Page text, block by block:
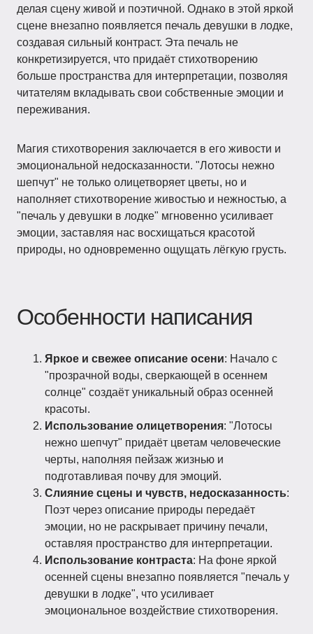
делая сцену живой и поэтичной. Однако в этой яркой
сцене внезапно появляется печаль девушки в лодке,
создавая сильный контраст. Эта печаль не
конкретизируется, что придаёт стихотворению
больше пространства для интерпретации, позволяя
читателям вкладывать свои собственные эмоции и
переживания.
Магия стихотворения заключается в его живости и
эмоциональной недосказанности. "Лотосы нежно
шепчут" не только олицетворяет цветы, но и
наполняет стихотворение живостью и нежностью, а
"печаль у девушки в лодке" мгновенно усиливает
эмоции, заставляя нас восхищаться красотой
природы, но одновременно ощущать лёгкую грусть.
Особенности написания
Яркое и свежее описание осени: Начало с
"прозрачной воды, сверкающей в осеннем
солнце" создаёт уникальный образ осенней
красоты.
Использование олицетворения: "Лотосы
нежно шепчут" придаёт цветам человеческие
черты, наполняя пейзаж жизнью и
подготавливая почву для эмоций.
Слияние сцены и чувств, недосказанность:
Поэт через описание природы передаёт
эмоции, но не раскрывает причину печали,
оставляя пространство для интерпретации.
Использование контраста: На фоне яркой
осенней сцены внезапно появляется "печаль у
девушки в лодке", что усиливает
эмоциональное воздействие стихотворения.